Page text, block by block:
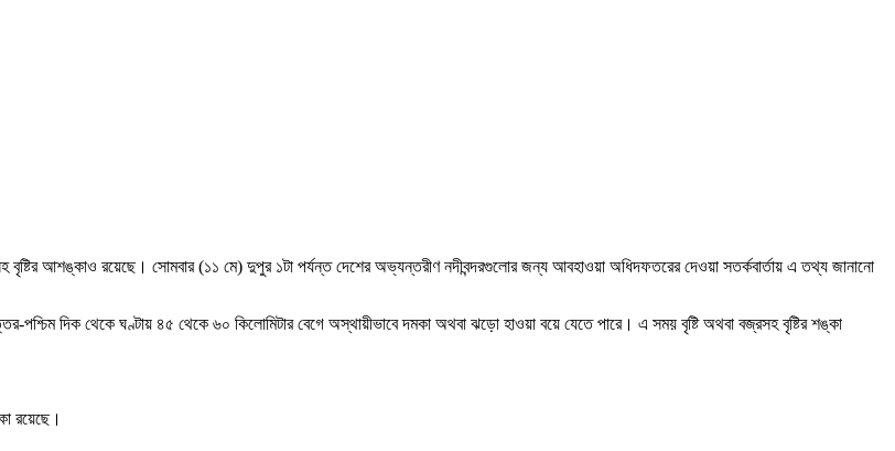
আশঙ্কাও রয়েছে। সোমবার (১১ মে) দুপুর ১টা পর্যন্ত দেশের অভ্যন্তরীণ নদীবন্দরগুলোর জন্য আবহাওয়া অধিদফতরের দেওয়া সতর্কবার্তায় এ তথ্য জানানো
পশ্চিম দিক থেকে ঘণ্টায় ৪৫ থেকে ৬০ কিলোমিটার বেগে অস্থায়ীভাবে দমকা অথবা ঝড়ো হাওয়া বয়ে যেতে পারে। এ সময় বৃষ্টি অথবা বজ্রসহ বৃষ্টির শঙ্কা
রয়েছে।